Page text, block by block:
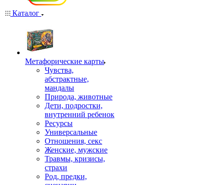
Каталог
Mетафорические карты
Чувства,
абстрактные,
мандалы
Природа, животные
Дети, подростки,
внутренний ребенок
Ресурсы
Универсальные
Отношения, секс
Женские, мужские
Травмы, кризисы,
страхи
Род, предки,